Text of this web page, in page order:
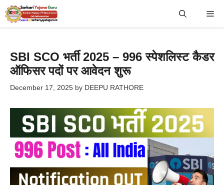
Skip
to
SBI SCO भर्ती 2025 – 996 स्पेशलिस्ट कैडर
ऑफिसर पदों पर आवेदन शुरू
December 17, 2025 by DEEPU RATHORE